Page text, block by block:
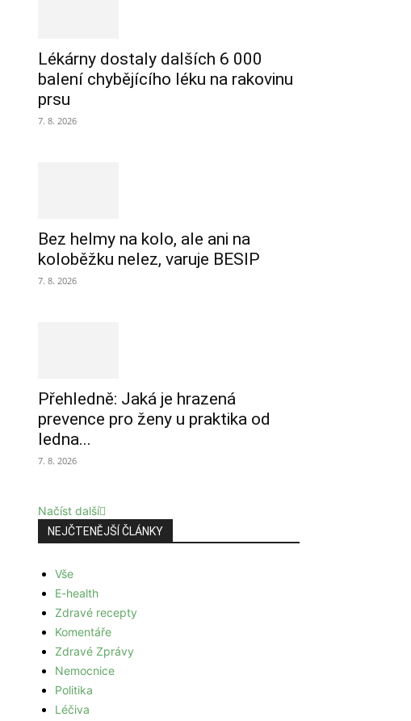
Lékárny dostaly dalších 6 000
balení chybějícího léku na rakovinu
prsu
7. 8. 2026
Bez helmy na kolo, ale ani na
koloběžku nelez, varuje BESIP
7. 8. 2026
Přehledně: Jaká je hrazená
prevence pro ženy u praktika od
ledna...
7. 8. 2026
Načíst další
NEJČTENĚJŠÍ ČLÁNKY
Vše
E-health
Zdravé recepty
Komentáře
Zdravé Zprávy
Nemocnice
Politika
Léčiva